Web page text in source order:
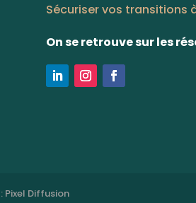
Sécuriser vos transitions
On se retrouve sur les
Pixel Diffusion